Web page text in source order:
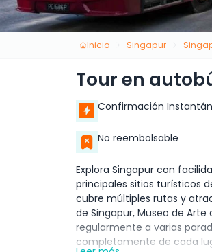
Inicio Singapur
Tour en
Confirmación
No reembolsable
Explora Singapur con
principales sitios turísticos
cubre múltiples rutas y
de Singapur, Museo de
regularmente a varias
completamente de cada